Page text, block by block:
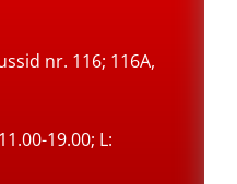
nr. 116; 116A,
19.00; L: